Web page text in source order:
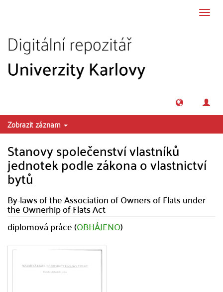
Zobrazit záznam
Stanovy společenství vlastníků
jednotek podle zákona o vlastnictví
bytů
By-laws of the Association of Owners of Flats under
the Ownerhip of Flats Act
diplomová práce (OBHÁJENO)